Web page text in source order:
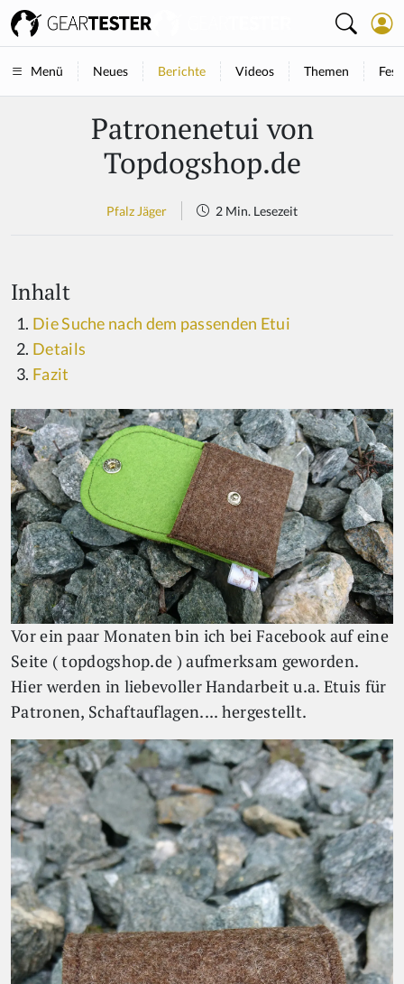
Menü Neues Berichte Videos Themen
Patronenetui von
Topdogshop.de
Pfalz Jäger 2 Min. Lesezeit
Inhalt
Die Suche nach dem passenden Etui
Details
Fazit
Vor ein paar Monaten bin ich bei Facebook auf eine
Seite (topdogshop.de ) aufmerksam geworden.
Hier werden in liebevoller Handarbeit u.a. Etuis für
Patronen, Schaftauflagen.... hergestellt.